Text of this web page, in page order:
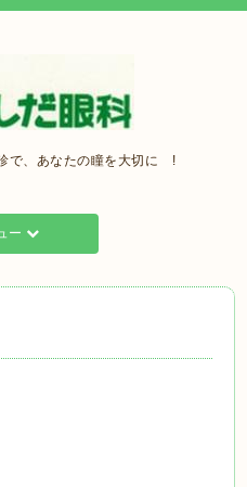
で、あなたの瞳を大切に !
ー